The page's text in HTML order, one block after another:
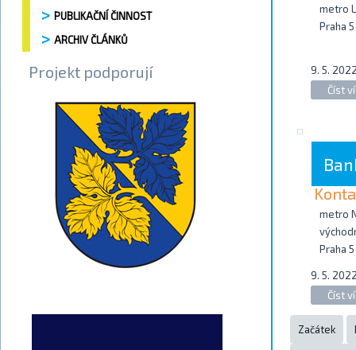
PUBLIKAČNÍ ČINNOST
ARCHIV ČLÁNKŮ
Projekt podporují
metro
Praha 5
9. 5.
Číst
metro
Praha 5
9. 5.
Číst
Začátek